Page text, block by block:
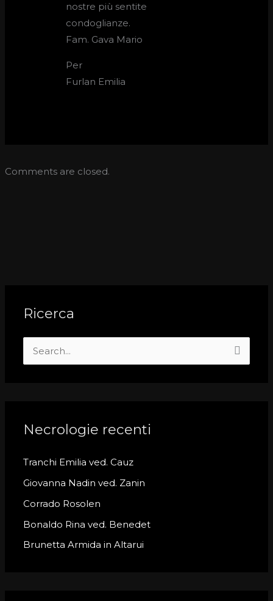
nostre più sentite
condoglianze.
Fam. Gava Mario
Per
Furlan Emilia
Comments are closed.
Ricerca
c
f
o
r
:
Necrologie recenti
Tranchi Emilia ved. Cauz
Giovanna Nadin ved. Zanin
Corrado Rosolen
Bonaldo Rina ved. Benedet
Brunetta Armida in Altarui